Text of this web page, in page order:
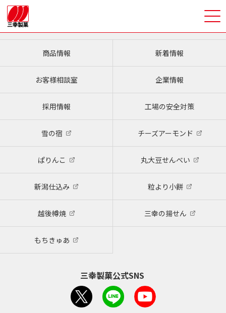
商品情報 新着情報
お客様相談室 企業情報
採用情報 工場の安全対策
雪の宿 チーズアーモンド
ぱりんこ 丸大豆せんべい
新潟仕込み 粒より小餅
越後樽焼 三幸の揚せん
もちきゅあ
三幸製菓公式SNS